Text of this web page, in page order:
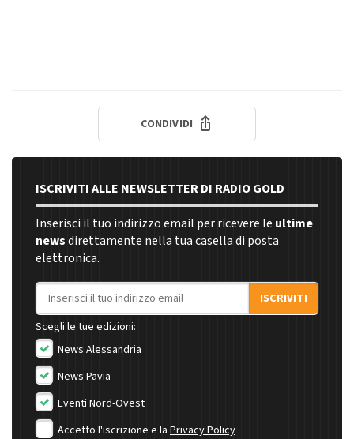
CONDIVIDI
ISCRIVITI ALLE NEWSLETTER DI RADIO GOLD
Inserisci il tuo indirizzo email per ricevere le ultime
newsdirettamente nella tua casella di posta
elettronica.
Indirizzo email
ISCRIVITI
Scegli le tue edizioni:
News Alessandria
News Pavia
Eventi Nord-Ovest
Accetto l'iscrizione e la Privacy Policy